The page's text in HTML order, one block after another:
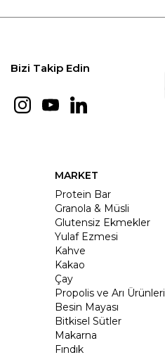
Bizi Takip Edin
MARKET
Protein Bar
Granola & Müsli
Glutensiz Ekmekler
Yulaf Ezmesi
Kahve
Kakao
Çay
Propolis ve Arı Ürünleri
Besin Mayası
Bitkisel Sütler
Makarna
Fındık